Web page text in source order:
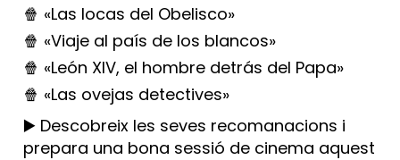
🍿 «Las locas del Obelisco»
🍿 «Viaje al país de los blancos»
🍿 «León XIV, el hombre detrás del Papa»
🍿 «Las ovejas detectives»
▶️ Descobreix les seves recomanacions i
prepara una bona sessió de cinema aquest